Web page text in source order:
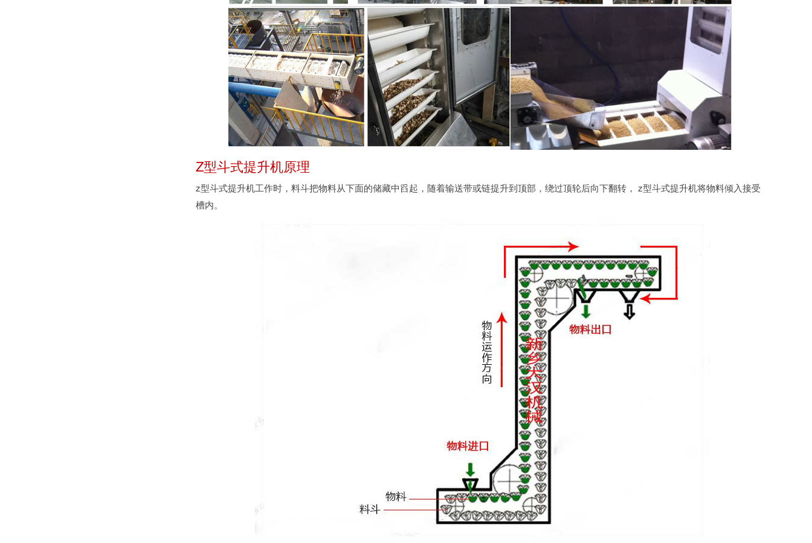
Z型斗式提升机原理
z型斗式提升机工作时，料斗把物料从下面的储藏中舀起，随着输送带或链提升到顶部，绕过顶轮后向下翻转， z型斗式提升机将物料倾入接受
槽内。